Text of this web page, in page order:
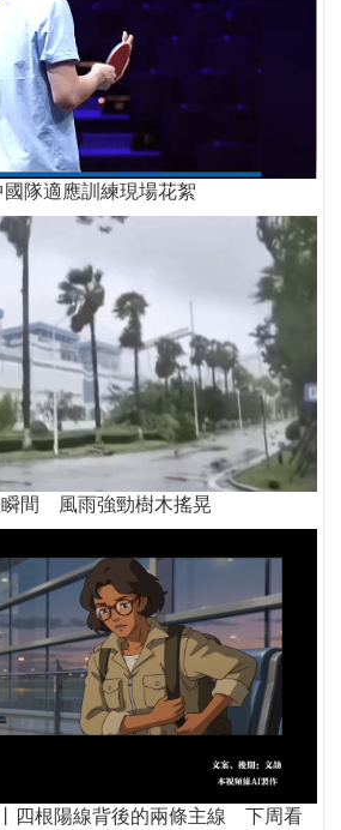
隊適應訓練現場花絮
瞬間 風雨強勁樹木搖晃
四根陽線背後的兩條主線 下周看